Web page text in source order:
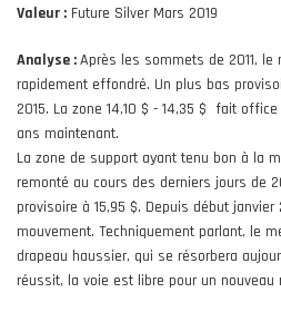
Valeur : Future Silver Mars 2019
Analyse :Après les sommets de 2011,
rapidement effondré. Un plus bas
2015. La zone 14,10 $ - 14,35 $ fait
ans maintenant.
La zone de support ayant tenu bon à la
remonté au cours des derniers jours de
provisoire à 15,95 $. Depuis début
mouvement. Techniquement parlant, le
drapeau haussier, qui se résorbera
réussit, la voie est libre pour un nouveau